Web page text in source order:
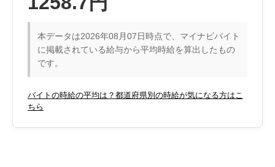
本データは2026年08月07日時点で、マイナビバイト
に掲載されている給与から平均時給を算出したもの
です。
バイトの時給の平均は？都道府県別の時給が気になる方はこ
ちら